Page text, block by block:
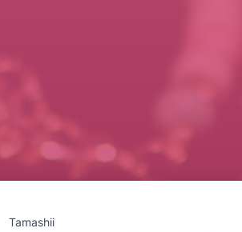
Tamashii